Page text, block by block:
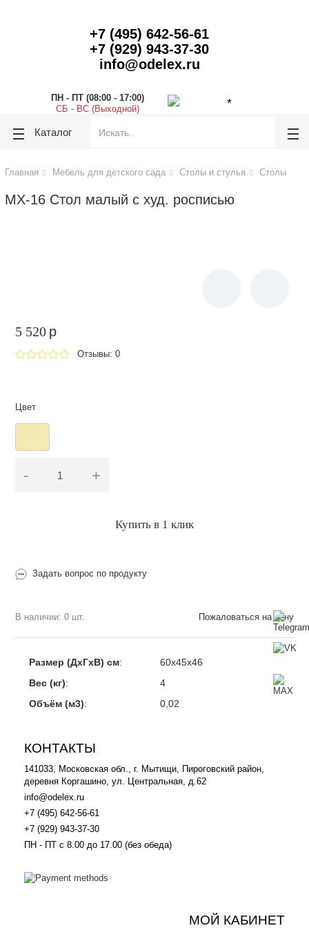
+7 (495) 642-56-61
+7 (929) 943-37-30
info@odelex.ru
ПН - ПТ (08:00 - 17:00)
СБ - ВС (Выходной)
Каталог
Главная Мебель для детского сада Столы и стулья Столы
МХ-16 Стол малый с худ. росписью
5 520 p
Отзывы: 0
Цвет
- +
Купить в 1 клик
Задать вопрос по продукту
В наличии: 0 шт. Пожаловаться на цену
Размер (ДхГхВ) см:
60х45х46
Вес (кг):
4
Объём (м3): 0,02
КОНТАКТЫ
141033, Московская обл., г. Мытищи, Пироговский район,
деревня Коргашино, ул. Центральная, д.62
info@odelex.ru
+7 (495) 642-56-61
+7 (929) 943-37-30
ПН - ПТ с 8.00 до 17.00 (без обеда)
МОЙ КАБИНЕТ